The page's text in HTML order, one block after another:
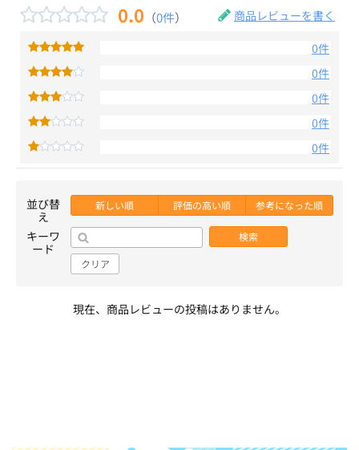
0.0 （0件） 商品レビューを書く
0件
0件
0件
0件
0件
並び替
え
新しい順 評価の高い順 参考になった順
キーワ
ード
検索
クリア
現在、商品レビューの投稿はありません。